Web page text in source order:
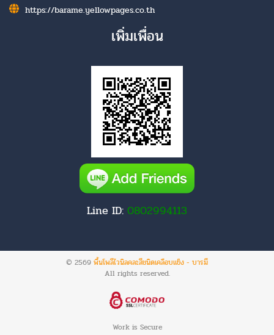
https://barame.yellowpages.co.th
เพิ่มเพื่อน
Line ID: 0802994113
© 2569 พื้นโพลีไวนิลคละสีชนิดเคลือบแข็ง - บารมี
All rights reserved.
Work is Secure